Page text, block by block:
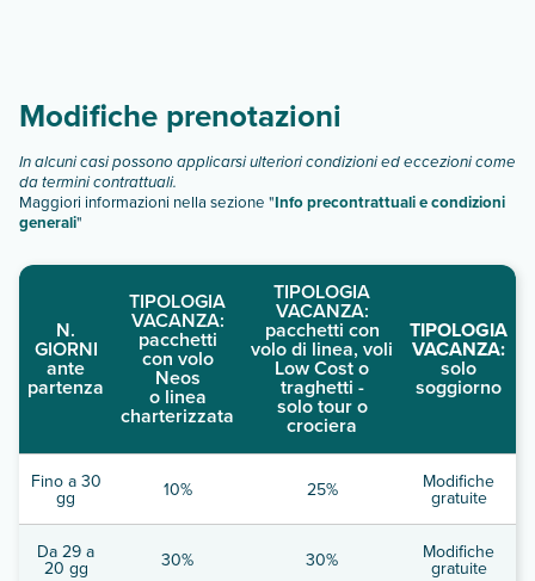
Modifiche prenotazioni
In alcuni casi possono applicarsi ulteriori condizioni ed eccezioni come
da termini contrattuali.
Maggiori informazioni nella sezione "Info precontrattuali e condizioni
generali"
N.
GIORNI
ante
partenza
TIPOLOGIA
VACANZA:
pacchetti
con volo
Neos
o linea
charterizzata
TIPOLOGIA
VACANZA:
pacchetti con
volo di linea, voli
Low Cost o
traghetti -
solo tour o
crociera
TIPOLOGIA
VACANZA:
solo
soggiorno
Fino a 30
gg 10% 25% Modifiche
gratuite
Da 29 a
20 gg 30% 30% Modifiche
gratuite